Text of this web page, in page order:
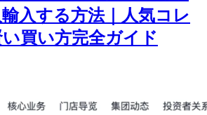
入する方法｜人気コレ
買い方完全ガイド